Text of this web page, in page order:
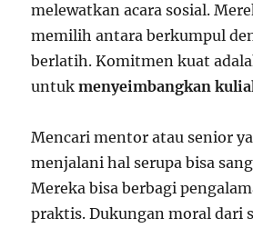
melewatkan acara sosial.
memilih antara berkumpul
berlatih. Komitmen kuat
untukmenyeimbangkan
Mencari mentor atau senior
menjalani hal serupa bisa
Mereka bisa berbagi
praktis. Dukungan moral dari